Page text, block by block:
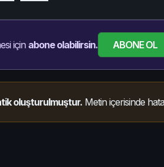
için abone olabilirsin. ABONE OL
oluşturulmuştur. Metin içerisinde